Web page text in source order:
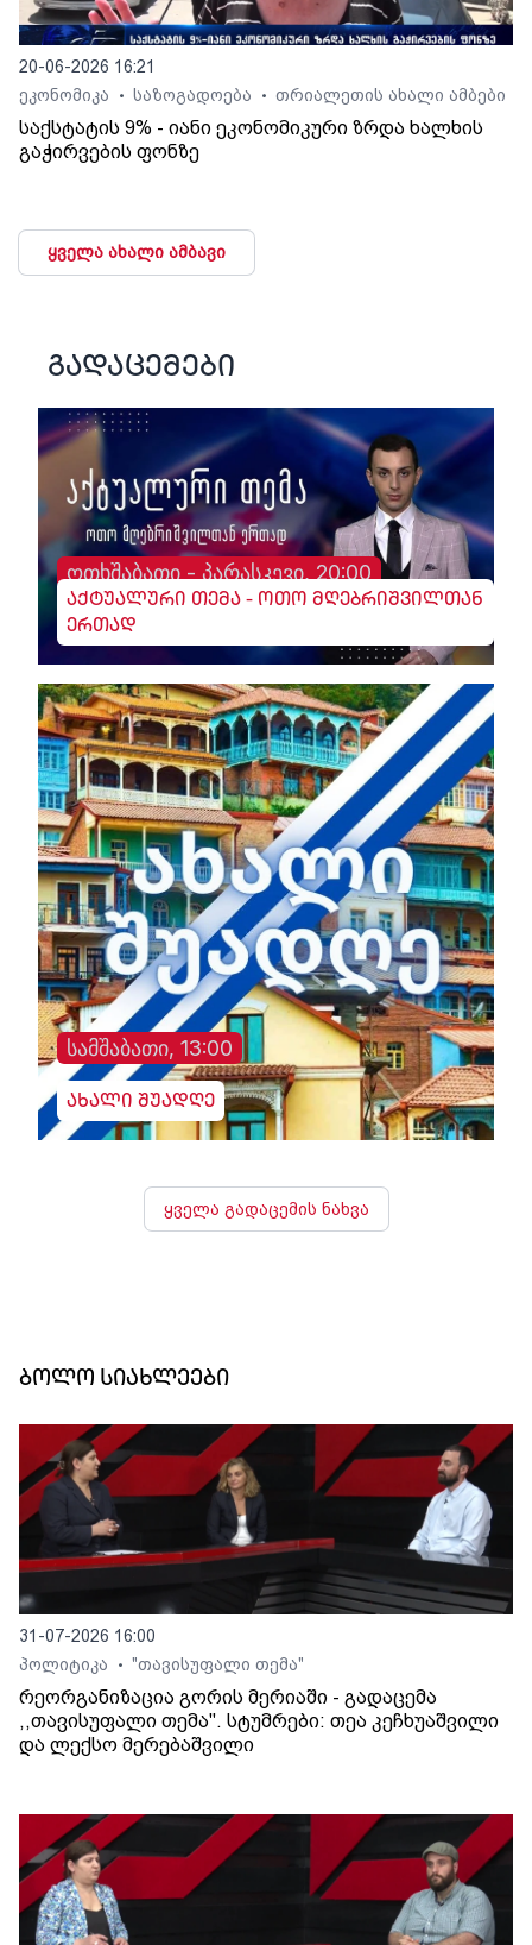
20-06-2026 16:21
ეკონომიკა
• საზოგადოება • თრიალეთის ახალი ამბები
საქსტატის 9% - იანი ეკონომიკური ზრდა ხალხის
გაჭირვების ფონზე
ყველა ახალი ამბავი
გადაცემები
ოთხშაბათი - პარასკევი, 20:00
აქტუალური თემა - ოთო მღებრიშვილთან
ერთად
სამშაბათი, 13:00
ახალი შუადღე
ყველა გადაცემის ნახვა
ბოლო სიახლეები
31-07-2026 16:00
პოლიტიკა
• "თავისუფალი თემა"
რეორგანიზაცია გორის მერიაში - გადაცემა
,,თავისუფალი თემა". სტუმრები: თეა კეჩხუაშვილი
და ლექსო მერებაშვილი